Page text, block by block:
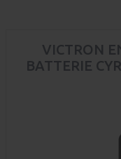
VICTRON
BATTERIE